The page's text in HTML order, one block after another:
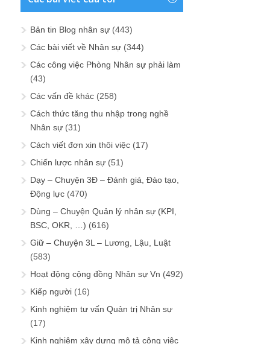
Bản tin Blog nhân sự (443)
Các bài viết về Nhân sự (344)
Các công việc Phòng Nhân sự phải làm
(43)
Các vấn đề khác (258)
Cách thức tăng thu nhập trong nghề
Nhân sự (31)
Cách viết đơn xin thôi việc (17)
Chiến lược nhân sự (51)
Dạy – Chuyện 3Đ – Đánh giá, Đào tạo,
Động lực (470)
Dùng – Chuyện Quản lý nhân sự (KPI,
BSC, OKR, …) (616)
Giữ – Chuyện 3L – Lương, Lậu, Luật
(583)
Hoạt động cộng đồng Nhân sự Vn (492)
Kiếp người (16)
Kinh nghiệm tư vấn Quản trị Nhân sự
(17)
Kinh nghiệm xây dựng mô tả công việc